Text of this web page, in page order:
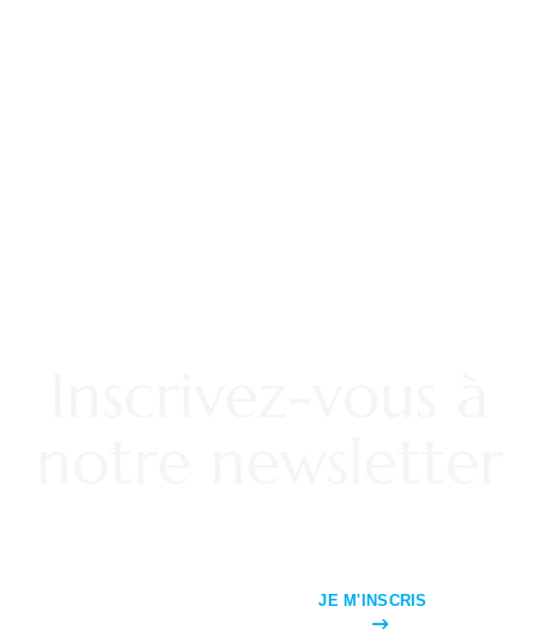
JE M'INSCRIS